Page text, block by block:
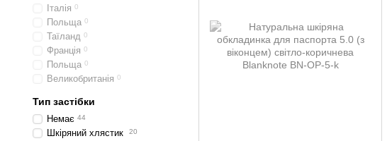
Італія 0
Польща 0
Таїланд 0
Франція 0
Польща 0
Великобританія 0
Тип застібки
Немає 44
Шкіряний хлястик 20